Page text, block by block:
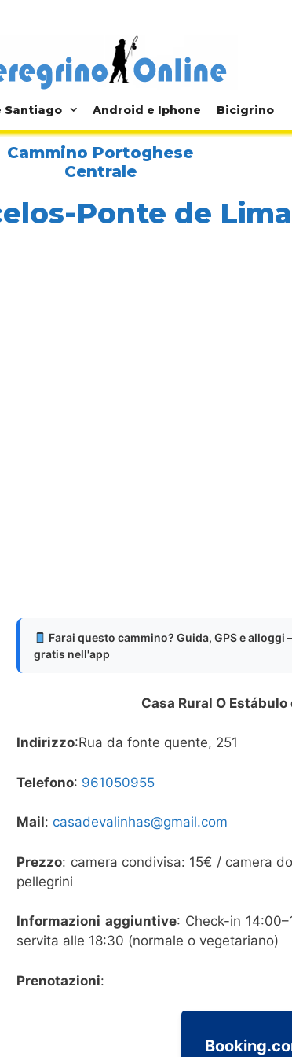
Santiago Android e Iphone Bicigrino
Cammino Portoghese
Centrale
Ponte de Lima
Farai questo cammino? Guida, GPS e alloggi
gratis nell'app
Casa Rural O
Indirizzo:Rua da fonte quente, 251
Telefono: 961050955
Mail: casadevalinhas@gmail.com
Prezzo: camera condivisa: 15€ / camera
pellegrini
Informazioni aggiuntive: Check-in
servita alle 18:30 (normale o vegetariano)
Prenotazioni: